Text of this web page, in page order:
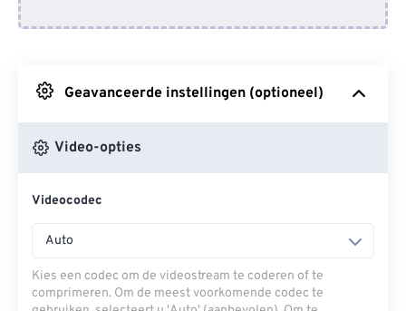
Geavanceerde instellingen (optioneel)
Video-opties
Videocodec
Auto
Kies een codec om de videostream te coderen of te
comprimeren. Om de meest voorkomende codec te